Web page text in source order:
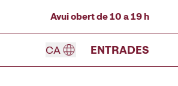
Avui obert de 10 a 19 h
CA ENTRADES